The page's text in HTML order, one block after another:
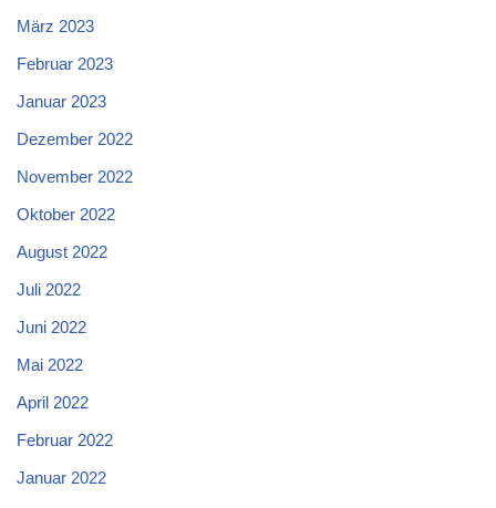
März 2023
Februar 2023
Januar 2023
Dezember 2022
November 2022
Oktober 2022
August 2022
Juli 2022
Juni 2022
Mai 2022
April 2022
Februar 2022
Januar 2022